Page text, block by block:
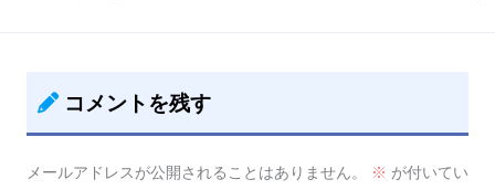
コメントを残す
メールアドレスが公開されることはありません。 ※ が付いてい